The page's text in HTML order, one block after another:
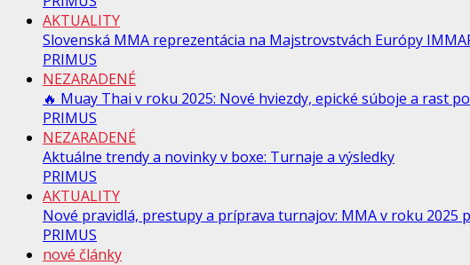
AKTUALITY
Slovenská MMA reprezentácia na Majstrovstvách Európy
PRIMUS
NEZARADENÉ
🔥 Muay Thai v roku 2025: Nové hviezdy, epické súboje a rast
PRIMUS
NEZARADENÉ
Aktuálne trendy a novinky v boxe: Turnaje a výsledky
PRIMUS
AKTUALITY
Nové pravidlá, prestupy a príprava turnajov: MMA v roku 2025
PRIMUS
nové články